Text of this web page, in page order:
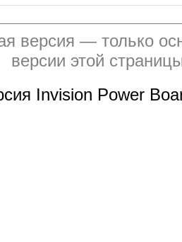
версия — только
версии этой
Invision Power